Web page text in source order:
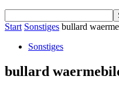
Start Sonstiges bullard
Sonstiges
bullard